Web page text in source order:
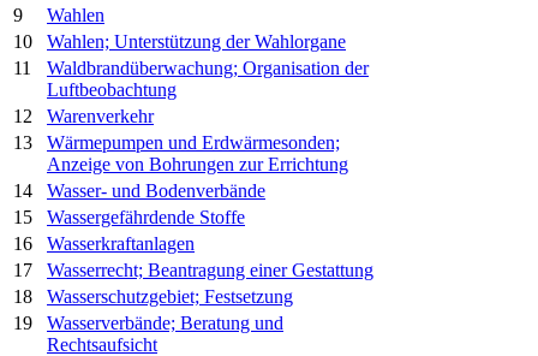
9
Wahlen
10
Wahlen; Unterstützung der Wahlorgane
11
Waldbrandüberwachung; Organisation der
Luftbeobachtung
12
Warenverkehr
13
Wärmepumpen und Erdwärmesonden;
Anzeige von Bohrungen zur Errichtung
14
Wasser- und Bodenverbände
15
Wassergefährdende Stoffe
16
Wasserkraftanlagen
17
Wasserrecht; Beantragung einer Gestattung
18
Wasserschutzgebiet; Festsetzung
19
Wasserverbände; Beratung und
Rechtsaufsicht